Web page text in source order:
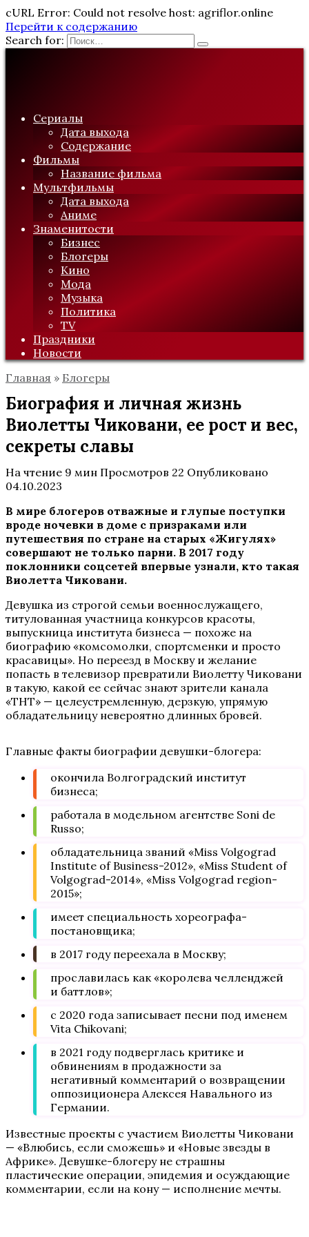
cURL Error: Could not resolve host: agriflor.online
Перейти к содержанию
Search for:
Сериалы
Дата выхода
Содержание
Фильмы
Название фильма
Мультфильмы
Дата выхода
Аниме
Знаменитости
Бизнес
Блогеры
Кино
Мода
Музыка
Политика
TV
Праздники
Новости
Главная » Блогеры
Биография и личная жизнь
Виолетты Чиковани, ее рост и вес,
секреты славы
На чтение 9 мин Просмотров 22 Опубликовано
04.10.2023
В мире блогеров отважные и глупые поступки
вроде ночевки в доме с призраками или
путешествия по стране на старых «Жигулях»
совершают не только парни. В 2017 году
поклонники соцсетей впервые узнали, кто такая
Виолетта Чиковани.
Девушка из строгой семьи военнослужащего,
титулованная участница конкурсов красоты,
выпускница института бизнеса — похоже на
биографию «комсомолки, спортсменки и просто
красавицы». Но переезд в Москву и желание
попасть в телевизор превратили Виолетту Чиковани
в такую, какой ее сейчас знают зрители канала
«ТНТ» — целеустремленную, дерзкую, упрямую
обладательницу невероятно длинных бровей.
Главные факты биографии девушки-блогера:
окончила Волгоградский институт
бизнеса;
работала в модельном агентстве Soni de
Russo;
обладательница званий «Miss Volgograd
Institute of Business-2012», «Miss Student of
Volgograd-2014», «Miss Volgograd region-
2015»;
имеет специальность хореографа-
постановщика;
в 2017 году переехала в Москву;
прославилась как «королева челленджей
и баттлов»;
с 2020 года записывает песни под именем
Vita Chikovani;
в 2021 году подверглась критике и
обвинениям в продажности за
негативный комментарий о возвращении
оппозиционера Алексея Навального из
Германии.
Известные проекты с участием Виолетты Чиковани
— «Влюбись, если сможешь» и «Новые звезды в
Африке». Девушке-блогеру не страшны
пластические операции, эпидемия и осуждающие
комментарии, если на кону — исполнение мечты.